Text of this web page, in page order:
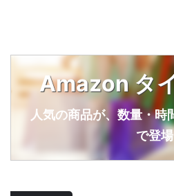
Amazon タ
人気の商品が、数量・時
で登場